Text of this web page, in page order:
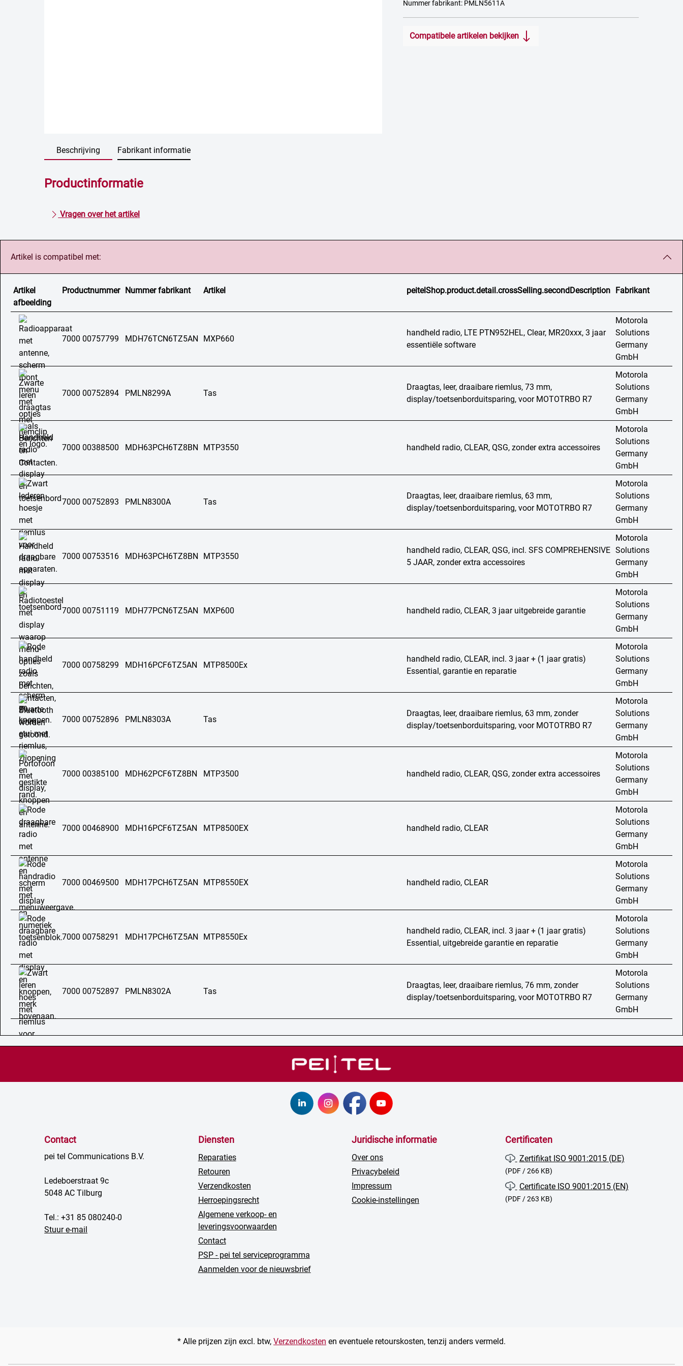
Nummer fabrikant: PMLN5611A
Compatibele artikelen bekijken
Beschrijving Fabrikant informatie
Productinformatie
Vragen over het artikel
Artikel is compatibel met:
Artikel
afbeelding
Productnummer Nummer fabrikant Artikel peitelShop.product.detail.crossSelling.secondDescription Fabrikant
7000 00757799 MDH76TCN6TZ5AN MXP660
handheld radio, LTE PTN952HEL, Clear, MR20xxx, 3 jaar
essentiële software
Motorola
Solutions
Germany
GmbH
7000 00752894 PMLN8299A Tas
Draagtas, leer, draaibare riemlus, 73 mm,
display/toetsenborduitsparing, voor MOTOTRBO R7
Motorola
Solutions
Germany
GmbH
7000 00388500 MDH63PCH6TZ8BN MTP3550 handheld radio, CLEAR, QSG, zonder extra accessoires
Motorola
Solutions
Germany
GmbH
7000 00752893 PMLN8300A Tas
Draagtas, leer, draaibare riemlus, 63 mm,
display/toetsenborduitsparing, voor MOTOTRBO R7
Motorola
Solutions
Germany
GmbH
7000 00753516 MDH63PCH6TZ8BN MTP3550
handheld radio, CLEAR, QSG, incl. SFS COMPREHENSIVE
5 JAAR, zonder extra accessoires
Motorola
Solutions
Germany
GmbH
7000 00751119 MDH77PCN6TZ5AN MXP600 handheld radio, CLEAR, 3 jaar uitgebreide garantie
Motorola
Solutions
Germany
GmbH
7000 00758299 MDH16PCF6TZ5AN MTP8500Ex
handheld radio, CLEAR, incl. 3 jaar + (1 jaar gratis)
Essential, garantie en reparatie
Motorola
Solutions
Germany
GmbH
7000 00752896 PMLN8303A Tas
Draagtas, leer, draaibare riemlus, 63 mm, zonder
display/toetsenborduitsparing, voor MOTOTRBO R7
Motorola
Solutions
Germany
GmbH
7000 00385100 MDH62PCF6TZ8BN MTP3500 handheld radio, CLEAR, QSG, zonder extra accessoires
Motorola
Solutions
Germany
GmbH
7000 00468900 MDH16PCF6TZ5AN MTP8500EX handheld radio, CLEAR
Motorola
Solutions
Germany
GmbH
7000 00469500 MDH17PCH6TZ5AN MTP8550EX handheld radio, CLEAR
Motorola
Solutions
Germany
GmbH
7000 00758291 MDH17PCH6TZ5AN MTP8550Ex
handheld radio, CLEAR, incl. 3 jaar + (1 jaar gratis)
Essential, uitgebreide garantie en reparatie
Motorola
Solutions
Germany
GmbH
7000 00752897 PMLN8302A Tas
Draagtas, leer, draaibare riemlus, 76 mm, zonder
display/toetsenborduitsparing, voor MOTOTRBO R7
Motorola
Solutions
Germany
GmbH
Contact
pei tel Communications B.V.
Ledeboerstraat 9c
5048 AC Tilburg
Tel.: +31 85 080240-0
Stuur e-mail
Diensten
Reparaties
Retouren
Verzendkosten
Herroepingsrecht
Algemene verkoop- en
leveringsvoorwaarden
Contact
PSP - pei tel serviceprogramma
Aanmelden voor de nieuwsbrief
Juridische informatie
Over ons
Privacybeleid
Impressum
Cookie-instellingen
Certificaten
Zertifikat ISO 9001:2015 (DE)
(PDF / 266 KB)
Certificate ISO 9001:2015 (EN)
(PDF / 263 KB)
* Alle prijzen zijn excl. btw, Verzendkosten en eventuele retourskosten, tenzij anders vermeld.